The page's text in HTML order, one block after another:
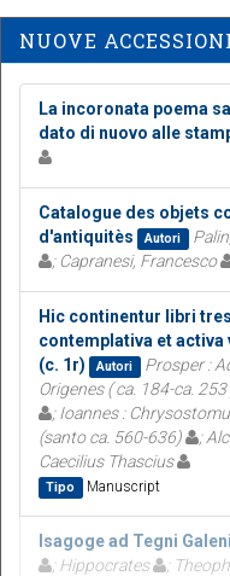
NUOVE ACCESSIONI
La incoronata poema
dato di nuovo alle
Catalogue des objets
d'antiquitès
Autori
; Capranesi, Francesco
Hic continentur libri
contemplativa et
(c. 1r)
Autori Prosper :
Origenes ( ca. 184-ca. 253
; Ioannes :
(santo ca. 560-636)
;
Caecilius Thascius
Tipo Manuscript
Isagoge ad Tegni
; Hippocrates
;